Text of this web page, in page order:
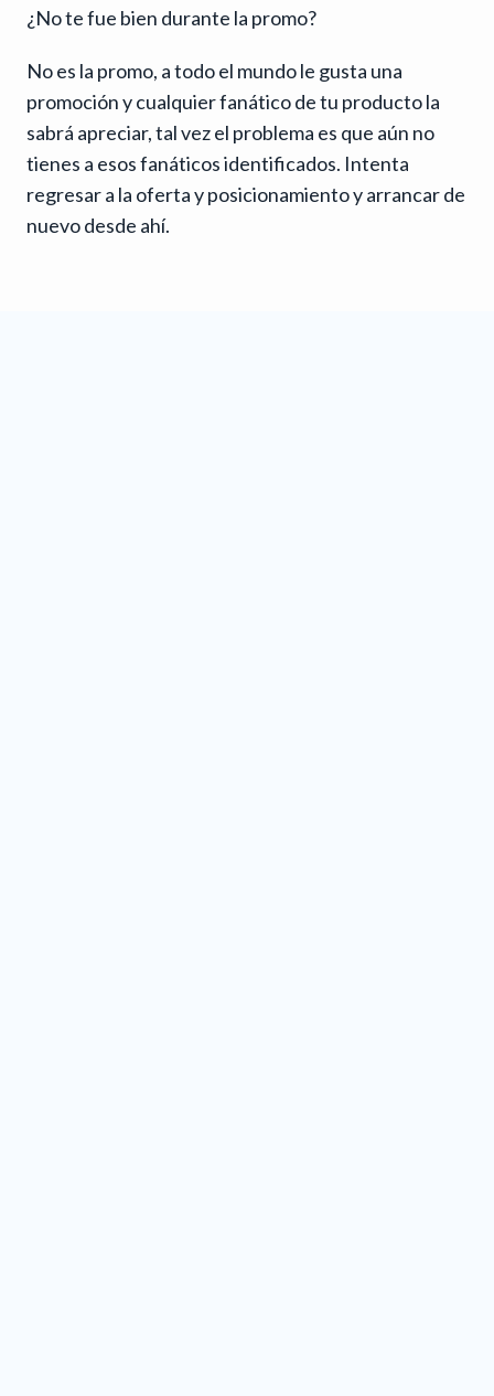
¿No te fue bien durante la promo?
No es la promo, a todo el mundo le gusta una
promoción y cualquier fanático de tu producto la
sabrá apreciar, tal vez el problema es que aún no
tienes a esos fanáticos identificados. Intenta
regresar a la oferta y posicionamiento y arrancar de
nuevo desde ahí.